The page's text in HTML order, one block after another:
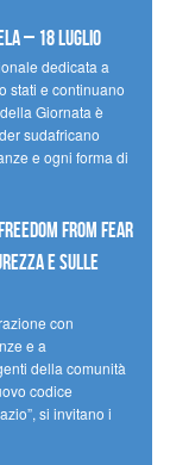
– 18 luglio
dedicata a
stati e continuano
Giornata è
sudafricano
e ogni forma di
From Fear
e sulle
con
e a
della comunità
codice
si invitano i